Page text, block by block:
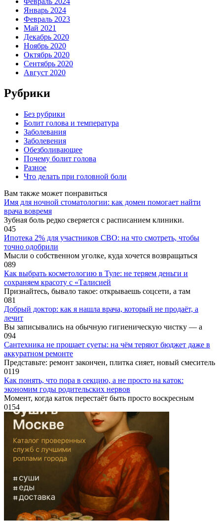
Январь 2024
Февраль 2023
Май 2021
Декабрь 2020
Ноябрь 2020
Октябрь 2020
Сентябрь 2020
Август 2020
Рубрики
Без рубрики
Болит голова и температура
Заболевания
Заболевения
Обезболивающее
Почему болит голова
Разное
Что делать при головной боли
Вам также может понравиться
Имя для ночной стоматологии: как домен помогает найти
врача вовремя
Зубная боль редко сверяется с расписанием клиники.
045
Ипотека 2% для участников СВО: на что смотреть, чтобы
точно одобрили
Мысли о собственном уголке, куда хочется возвращаться
089
Как выбрать косметологию в Туле: не теряем деньги и
сохраняем красоту с «Талисией
Признайтесь, бывало такое: открываешь соцсети, а там
081
Добрый доктор: как я нашла врача, который не продаёт, а
лечит
Вы записывались на обычную гигиеническую чистку — а
094
Сантехника не прощает суеты: на чём теряют бюджет даже в
аккуратном ремонте
Представьте: ремонт закончен, плитка сияет, новый смеситель
0119
Как понять, что пора в секцию, а не просто на каток:
экономим годы родительских нервов
Момент, когда каток перестаёт быть просто воскресным
0154